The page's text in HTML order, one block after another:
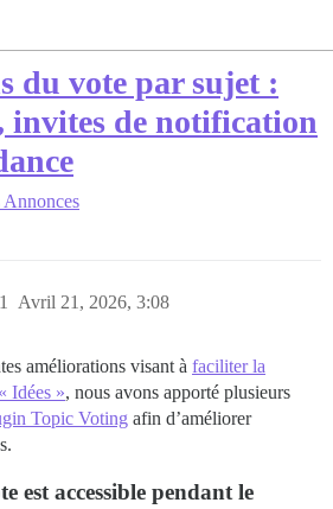
du vote par sujet :
invites de notification
Annonces
Avril 21, 2026, 3:08
1
améliorations visant à faciliter la
Idées », nous avons apporté plusieurs
Topic Voting afin d’améliorer
est accessible pendant le